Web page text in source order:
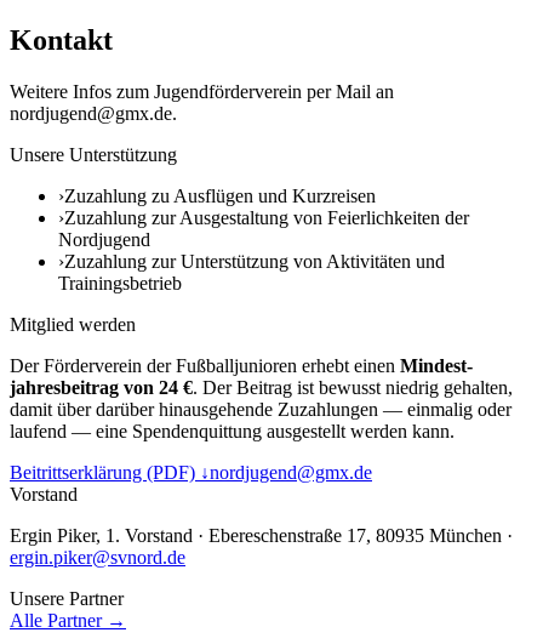
Kontakt
Weitere Infos zum Jugendförderverein per Mail an
nordjugend@gmx.de.
Unsere Unterstützung
›Zuzahlung zu Ausflügen und Kurzreisen
›Zuzahlung zur Ausgestaltung von Feierlichkeiten der
Nordjugend
›Zuzahlung zur Unterstützung von Aktivitäten und
Trainingsbetrieb
Mitglied werden
Der Förderverein der Fußballjunioren erhebt einen Mindest­
jahresbeitrag von 24 €. Der Beitrag ist bewusst niedrig gehalten,
damit über darüber hinausgehende Zuzahlungen — einmalig oder
laufend — eine Spenden­quittung ausgestellt werden kann.
Beitrittserklärung (PDF) ↓nordjugend@gmx.de
Vorstand
Ergin Piker, 1. Vorstand · Ebereschenstraße 17, 80935 München ·
ergin.piker@svnord.de
Unsere Partner
Alle Partner →